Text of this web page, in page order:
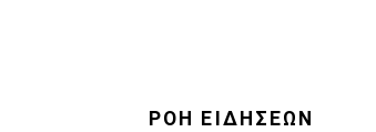
ΡΟΗ ΕΙΔΗΣΕΩΝ